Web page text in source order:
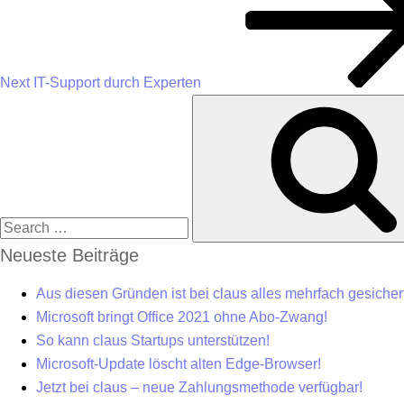
Next IT-Support durch Experten
Neueste Beiträge
Aus diesen Gründen ist bei claus alles mehrfach
Microsoft bringt Office 2021 ohne Abo-Zwang!
So kann claus Startups unterstützen!
Microsoft-Update löscht alten Edge-Browser!
Jetzt bei claus – neue Zahlungsmethode verfügbar!